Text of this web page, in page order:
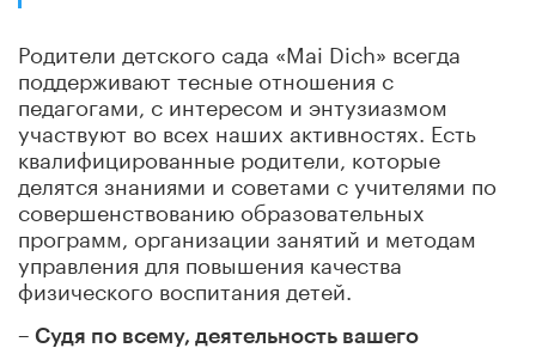
Родители детского сада «Mai Dich» всегда
поддерживают тесные отношения с
педагогами, с интересом и энтузиазмом
участвуют во всех наших активностях. Есть
квалифицированные родители, которые
делятся знаниями и советами с учителями по
совершенствованию образовательных
программ, организации занятий и методам
управления для повышения качества
физического воспитания детей.
– Судя по всему, деятельность вашего